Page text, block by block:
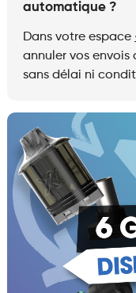
automatique ?
Dans votre espace
annuler vos envois
sans délai ni